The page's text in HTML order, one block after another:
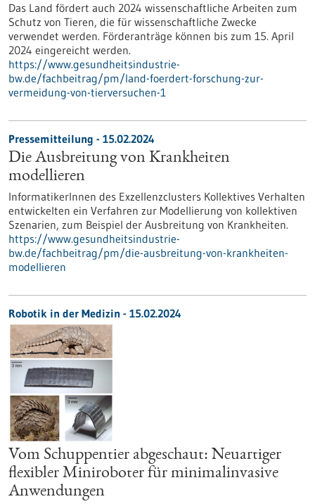
Das Land fördert auch 2024 wissenschaftliche Arbeiten zum
Schutz von Tieren, die für wissenschaftliche Zwecke
verwendet werden. Förderanträge können bis zum 15. April
2024 eingereicht werden.
https://www.gesundheitsindustrie-
bw.de/fachbeitrag/pm/land-foerdert-forschung-zur-
vermeidung-von-tierversuchen-1
Pressemitteilung - 15.02.2024
Die Ausbreitung von Krankheiten
modellieren
InformatikerInnen des Exzellenzclusters Kollektives Verhalten
entwickelten ein Verfahren zur Modellierung von kollektiven
Szenarien, zum Beispiel der Ausbreitung von Krankheiten.
https://www.gesundheitsindustrie-
bw.de/fachbeitrag/pm/die-ausbreitung-von-krankheiten-
modellieren
Robotik in der Medizin - 15.02.2024
Vom Schuppentier abgeschaut: Neuartiger
flexibler Miniroboter für minimalinvasive
Anwendungen